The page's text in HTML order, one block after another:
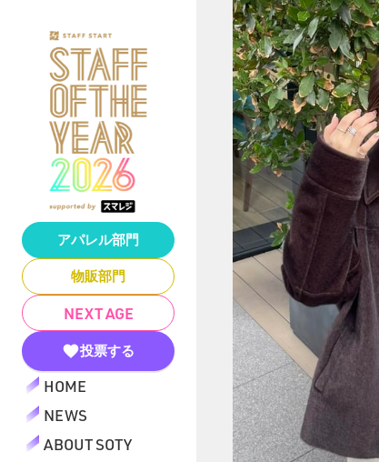
アパレル部門
物販部門
NEXT AGE
投票する
HOME
NEWS
ABOUT SOTY